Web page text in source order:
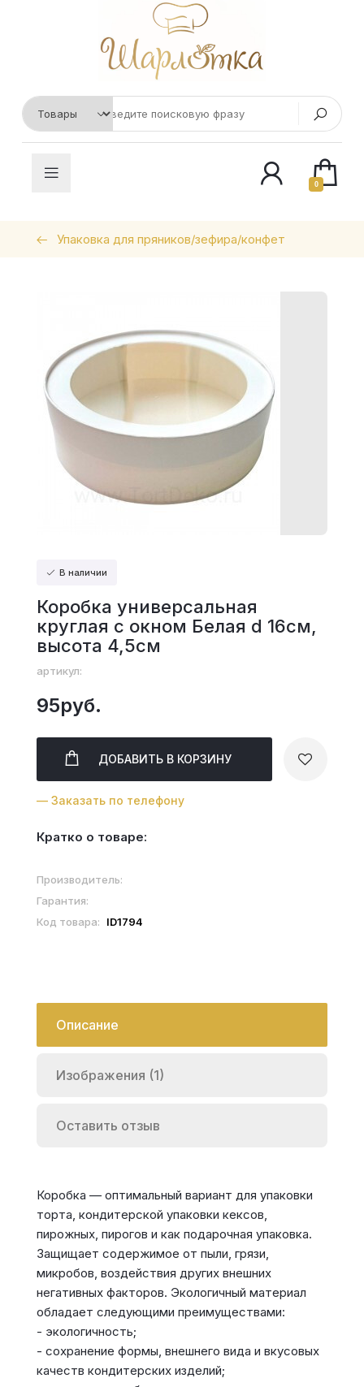
0
Упаковка для пряников/зефира/конфет
В наличии
Коробка универсальная
круглая с окном Белая d 16см,
высота 4,5см
артикул:
95руб.
ДОБАВИТЬ В КОРЗИНУ
— Заказать по телефону
Кратко о товаре:
Производитель:
Гарантия:
Код товара:
ID1794
Описание
Изображения (1)
Оставить отзыв
Коробка — оптимальный вариант для упаковки
торта, кондитерской упаковки кексов,
пирожных, пирогов и как подарочная упаковка.
Защищает содержимое от пыли, грязи,
микробов, воздействия других внешних
негативных факторов. Экологичный материал
обладает следующими преимуществами:
- экологичность;
- сохранение формы, внешнего вида и вкусовых
качеств кондитерских изделий;